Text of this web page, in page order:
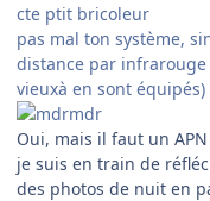
cte ptit bricoleur
pas mal ton système,
distance par infrarouge
vieuxà en sont équipés)
Oui, mais il faut un
je suis en train de
des photos de nuit en